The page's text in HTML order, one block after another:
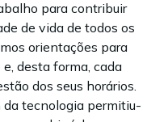
para contribuir
de vida de todos os
orientações para
desta forma, cada
dos seus horários.
da tecnologia permitiu-